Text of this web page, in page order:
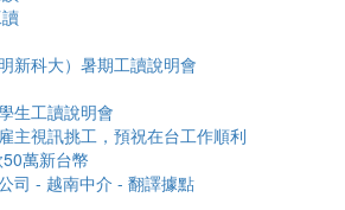
新科大）暑期工讀說明會
生工讀說明會
主視訊挑工，預祝在台工作順利
萬新台幣
司 - 越南中介 - 翻譯據點